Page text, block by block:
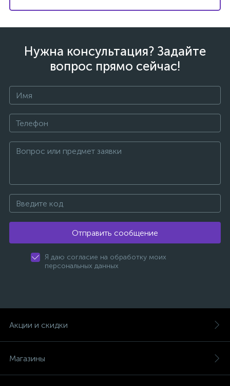
Нужна консультация? Задайте
вопрос прямо сейчас!
Отправить сообщение
Я даю согласие на обработку моих
персональных данных
Акции и скидки
Магазины